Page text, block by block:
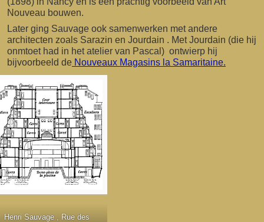
Nouveau bouwen.
Later ging Sauvage ook samenwerken met andere
architecten zoals Sarazin en Jourdain . Met Jourdain (die hij
onmtoet had in het atelier van Pascal) ontwierp hij
bijvoorbeeld de Nouveaux Magasins la Samaritaine.
Henri Sauvage , Rue des